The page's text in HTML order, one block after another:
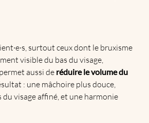
surtout ceux dont le bruxisme
visible du bas du visage,
aussi de réduire le volume du
: une mâchoire plus douce,
du visage affiné, et une harmonie